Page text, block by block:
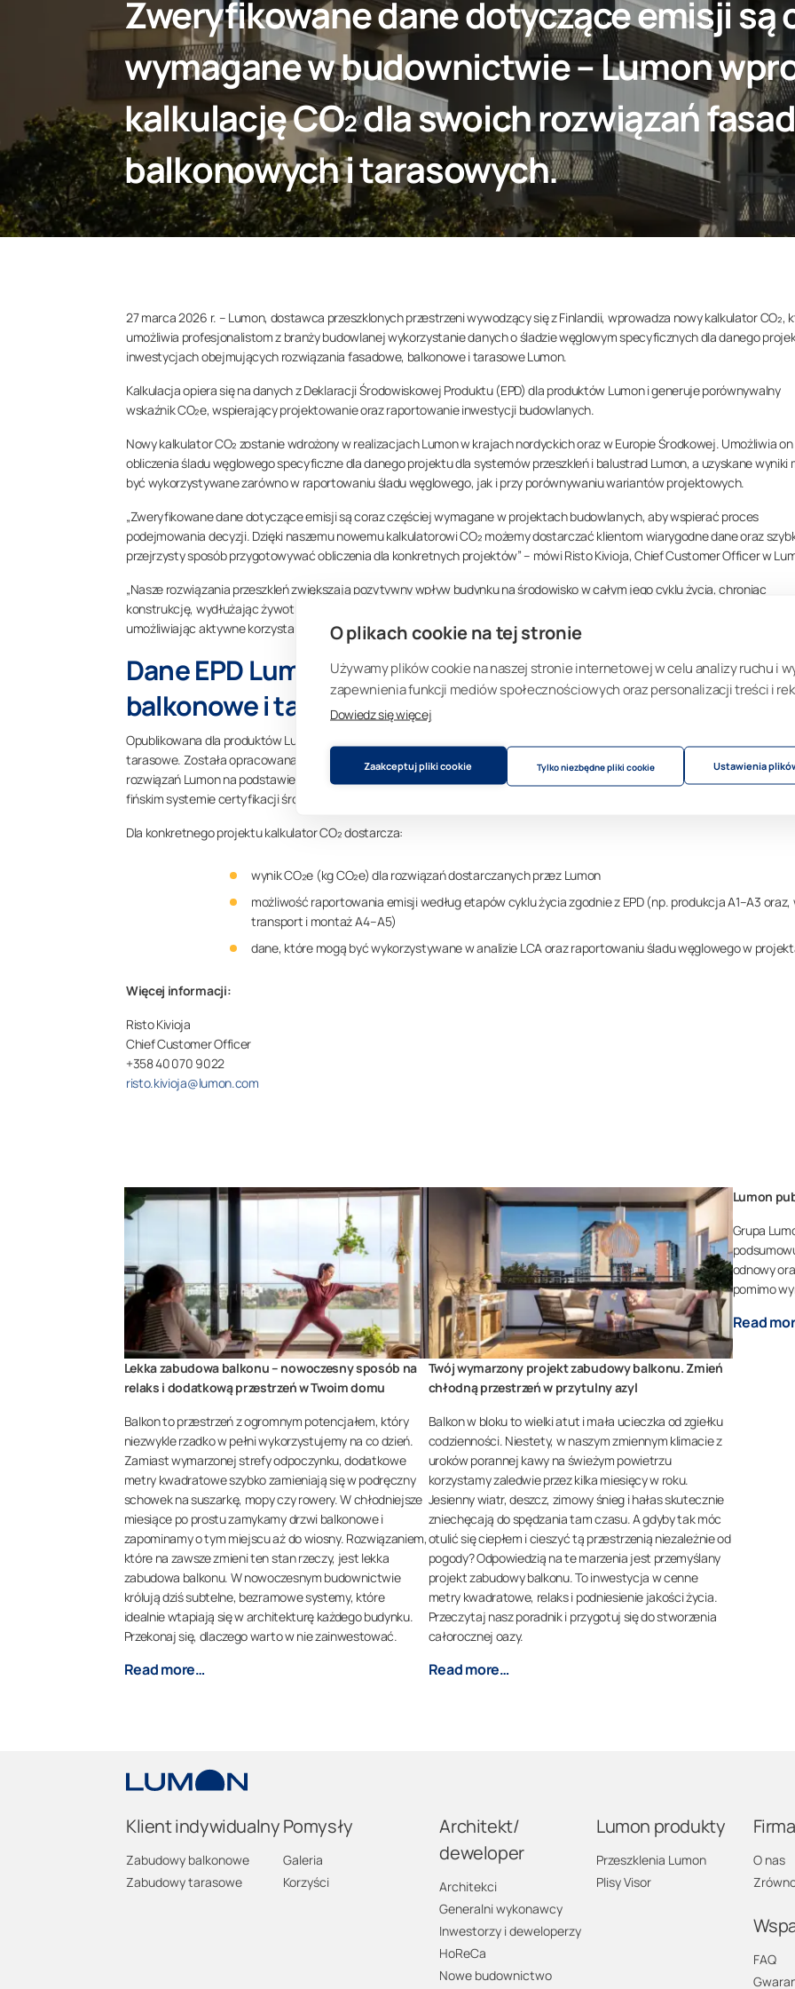
O plikach cookie na tej stronie
Używamy plików cookie na naszej stronie internetowej w celu analizy ruchu i
zapewnienia funkcji mediów społecznościowych oraz personalizacji treści i
Dowiedz się więcej
Zaakceptuj pliki cookie Tylko niezbędne pliki cookie Ustawienia
Zweryfikowane dane dotyczące emisji są
wymagane w budownictwie – Lumon
kalkulację CO₂ dla swoich rozwiązań
balkonowych i tarasowych.
27 marca 2026 r. – Lumon, dostawca przeszklonych przestrzeni wywodzący się z Finlandii, wprowadza nowy kalkulator CO₂,
umożliwia profesjonalistom z branży budowlanej wykorzystanie danych o śladzie węglowym specyficznych dla danego
inwestycjach obejmujących rozwiązania fasadowe, balkonowe i tarasowe Lumon.
Kalkulacja opiera się na danych z Deklaracji Środowiskowej Produktu (EPD) dla produktów Lumon i generuje porównywalny
wskaźnik CO₂e, wspierający projektowanie oraz raportowanie inwestycji budowlanych.
Nowy kalkulator CO₂ zostanie wdrożony w realizacjach Lumon w krajach nordyckich oraz w Europie Środkowej. Umożliwia on
obliczenia śladu węglowego specyficzne dla danego projektu dla systemów przeszkleń i balustrad Lumon, a uzyskane wyniki
być wykorzystywane zarówno w raportowaniu śladu węglowego, jak i przy porównywaniu wariantów projektowych.
„Zweryfikowane dane dotyczące emisji są coraz częściej wymagane w projektach budowlanych, aby wspierać proces
podejmowania decyzji. Dzięki naszemu nowemu kalkulatorowi CO₂ możemy dostarczać klientom wiarygodne dane oraz
przejrzysty sposób przygotowywać obliczenia dla konkretnych projektów” – mówi Risto Kivioja, Chief Customer Officer w
„Nasze rozwiązania przeszkleń zwiększają pozytywny wpływ budynku na środowisko w całym jego cyklu życia, chroniąc
konstrukcję, wydłużając żywotność balkonów oraz ograniczając potrzebę napraw. Jednocześnie podnoszą komfort życia,
umożliwiając aktywne korzystanie z balkonów i tarasów przez cały rok” – dodaje Kivioja.
Dane EPD Lumon obejmują wszystkie produkty
balkonowe i tarasowe
Opublikowana dla produktów Lumon Deklaracja Środowiskowa Produktu (EPD) obejmuje rozwiązania balkonowe, fasadowe i
tarasowe. Została opracowana w podejściu modułowym, co umożliwia obliczanie wpływu środowiskowego
rozwiązań Lumon na podstawie ich kluczowych materiałów i elementów konstrukcyjnych. EPD Lumon została opublikowana
fińskim systemie certyfikacji środowiskowej (RTS system, RTS_257_23) oraz zweryfikowana zgodnie z normą ISO 14025.
Dla konkretnego projektu kalkulator CO₂ dostarcza:
wynik CO₂e (kg CO₂e) dla rozwiązań dostarczanych przez Lumon
możliwość raportowania emisji według etapów cyklu życia zgodnie z EPD (np. produkcja A1–A3 oraz,
transport i montaż A4–A5)
dane, które mogą być wykorzystywane w analizie LCA oraz raportowaniu śladu węglowego w
Więcej informacji:
Risto Kivioja
Chief Customer Officer
+358 40 070 9022
risto.kivioja@lumon.com
Lekka zabudowa balkonu – nowoczesny sposób na
relaks i dodatkową przestrzeń w Twoim domu
Balkon to przestrzeń z ogromnym potencjałem, który
niezwykle rzadko w pełni wykorzystujemy na co dzień.
Zamiast wymarzonej strefy odpoczynku, dodatkowe
metry kwadratowe szybko zamieniają się w podręczny
schowek na suszarkę, mopy czy rowery. W chłodniejsze
miesiące po prostu zamykamy drzwi balkonowe i
zapominamy o tym miejscu aż do wiosny. Rozwiązaniem,
które na zawsze zmieni ten stan rzeczy, jest lekka
zabudowa balkonu. W nowoczesnym budownictwie
królują dziś subtelne, bezramowe systemy, które
idealnie wtapiają się w architekturę każdego budynku.
Przekonaj się, dlaczego warto w nie zainwestować.
Read more…
Twój wymarzony projekt zabudowy balkonu. Zmień
chłodną przestrzeń w przytulny azyl
Balkon w bloku to wielki atut i mała ucieczka od zgiełku
codzienności. Niestety, w naszym zmiennym klimacie z
uroków porannej kawy na świeżym powietrzu
korzystamy zaledwie przez kilka miesięcy w roku.
Jesienny wiatr, deszcz, zimowy śnieg i hałas skutecznie
zniechęcają do spędzania tam czasu. A gdyby tak móc
otulić się ciepłem i cieszyć tą przestrzenią niezależnie od
pogody? Odpowiedzią na te marzenia jest przemyślany
projekt zabudowy balkonu. To inwestycja w cenne
metry kwadratowe, relaks i podniesienie jakości życia.
Przeczytaj nasz poradnik i przygotuj się do stworzenia
całorocznej oazy.
Read more…
Lumon
Grupa
odnowy
pomimo
Read
Klient indywidualny
Zabudowy balkonowe
Zabudowy tarasowe
Pomysły
Galeria
Korzyści
Architekt/
deweloper
Architekci
Generalni wykonawcy
Inwestorzy i deweloperzy
HoReCa
Nowe budownictwo
Lumon produkty
Przeszklenia Lumon
Plisy Visor
Firma
O nas
FAQ